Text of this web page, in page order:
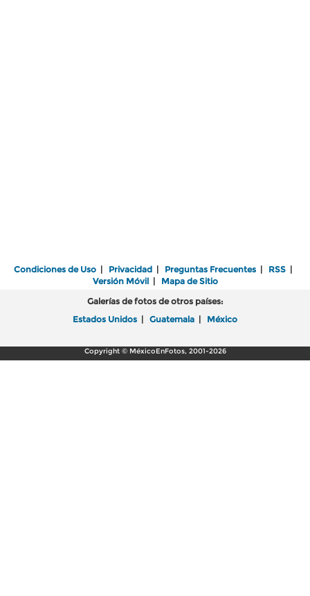
Condiciones de Uso | Privacidad | Preguntas Frecuentes | RSS |
Versión Móvil| Mapa de Sitio
Galerías de fotos de otros países:
Estados Unidos | Guatemala | México
Copyright © MéxicoEnFotos, 2001-2026